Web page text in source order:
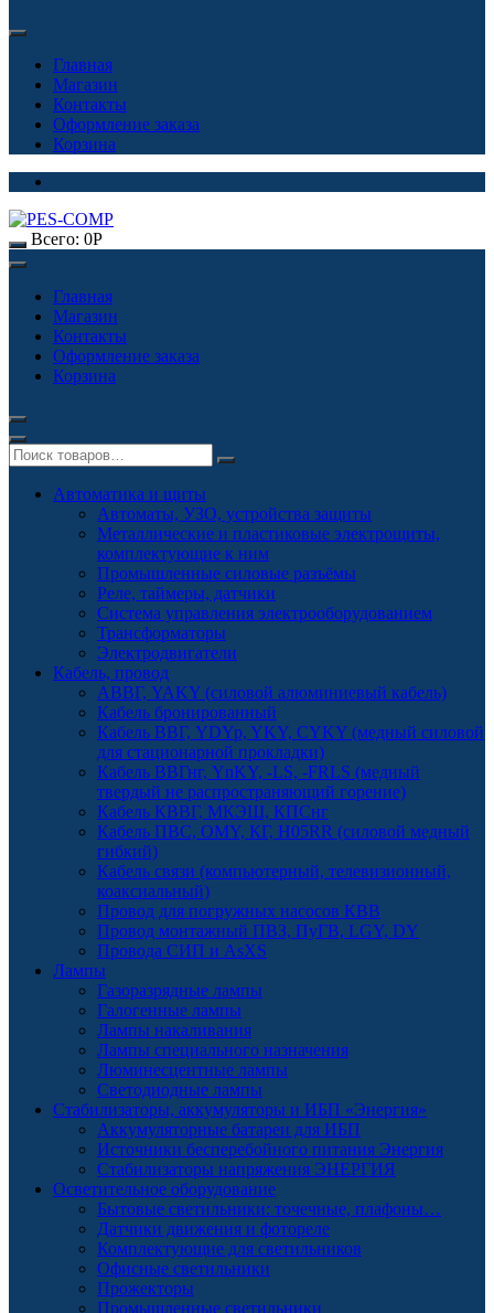
Главная
Магазин
Контакты
Оформление заказа
Корзина
Всего: 0Р
Главная
Магазин
Контакты
Оформление заказа
Корзина
Автоматика и щиты
Автоматы, УЗО, устройства защиты
Металлические и пластиковые электрощиты,
комплектующие к ним
Промышленные силовые разъёмы
Реле, таймеры, датчики
Система управления электрооборудованием
Трансформаторы
Электродвигатели
Кабель, провод
АВВГ, YAKY (силовой алюминиевый кабель)
Кабель бронированный
Кабель ВВГ, YDYp, YKY, CYKY (медный силовой
для стационарной прокладки)
Кабель ВВГнг, YnKY, -LS, -FRLS (медный
твердый не распространяющий горение)
Кабель КВВГ, МКЭШ, КПСнг
Кабель ПВС, OMY, КГ, H05RR (силовой медный
гибкий)
Кабель связи (компьютерный, телевизионный,
коаксиальный)
Провод для погружных насосов КВВ
Провод монтажный ПВЗ, ПуГВ, LGY, DY
Провода СИП и AsXS
Лампы
Газоразрядные лампы
Галогенные лампы
Лампы накаливания
Лампы специального назначения
Люминесцентные лампы
Светодиодные лампы
Стабилизаторы, аккумуляторы и ИБП «Энергия»
Аккумуляторные батареи для ИБП
Источники бесперебойного питания Энергия
Стабилизаторы напряжения ЭНЕРГИЯ
Осветительное оборудование
Бытовые светильники: точечные, плафоны…
Датчики движения и фотореле
Комплектующие для светильников
Офисные светильники
Прожекторы
Промышленные светильники